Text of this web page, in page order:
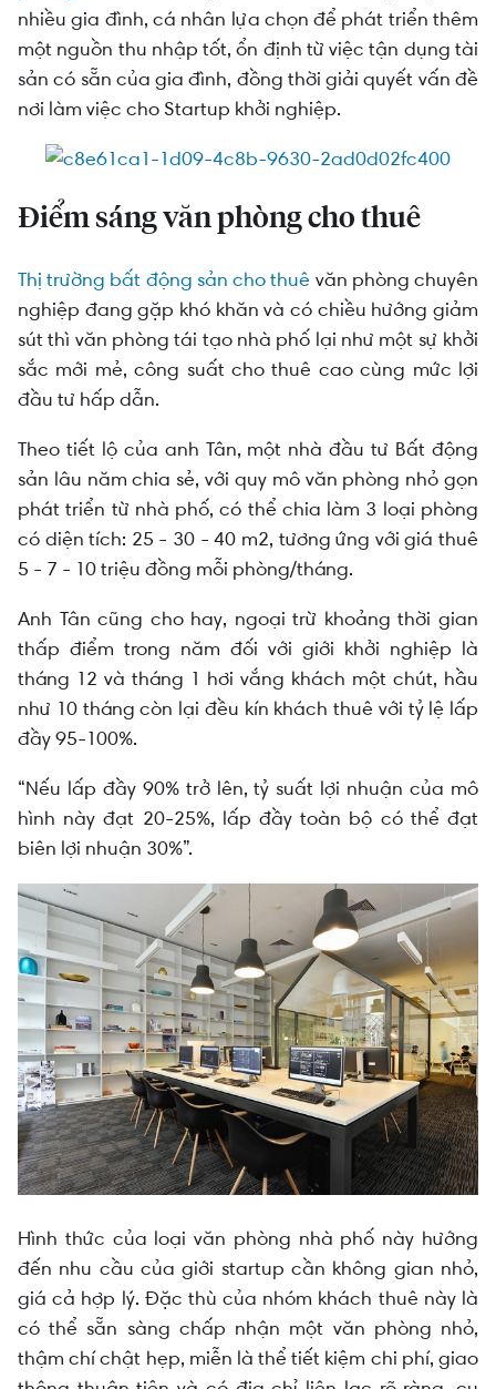
nhiều gia đình, cá nhân lựa chọn để phát triển thêm
một nguồn thu nhập tốt, ổn định từ việc tận dụng tài
sản có sẵn của gia đình, đồng thời giải quyết vấn đề
nơi làm việc cho Startup khởi nghiệp.
Điểm sáng văn phòng cho thuê
Thị trường bất động sản cho thuê văn phòng chuyên
nghiệp đang gặp khó khăn và có chiều hướng giảm
sút thì văn phòng tái tạo nhà phố lại như một sự khởi
sắc mới mẻ, công suất cho thuê cao cùng mức lợi
đầu tư hấp dẫn.
Theo tiết lộ của anh Tân, một nhà đầu tư Bất động
sản lâu năm chia sẻ, với quy mô văn phòng nhỏ gọn
phát triển từ nhà phố, có thể chia làm 3 loại phòng
có diện tích: 25 - 30 - 40 m2, tương ứng với giá thuê
5 - 7 - 10 triệu đồng mỗi phòng/tháng.
Anh Tân cũng cho hay, ngoại trừ khoảng thời gian
thấp điểm trong năm đối với giới khởi nghiệp là
tháng 12 và tháng 1 hơi vắng khách một chút, hầu
như 10 tháng còn lại đều kín khách thuê với tỷ lệ lấp
đầy 95-100%.
“Nếu lấp đầy 90% trở lên, tỷ suất lợi nhuận của mô
hình này đạt 20-25%, lấp đầy toàn bộ có thể đạt
biên lợi nhuận 30%”.
Hình thức của loại văn phòng nhà phố này hướng
đến nhu cầu của giới startup cần không gian nhỏ,
giá cả hợp lý. Đặc thù của nhóm khách thuê này là
có thể sẵn sàng chấp nhận một văn phòng nhỏ,
thậm chí chật hẹp, miễn là thể tiết kiệm chi phí, giao